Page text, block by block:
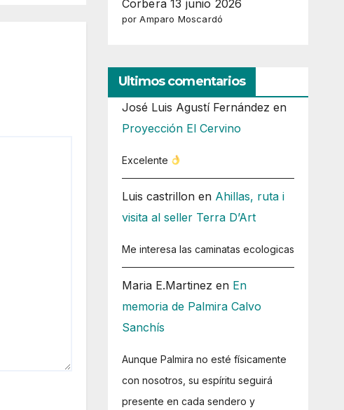
Corbera 13 junio 2026
por Amparo Moscardó
Ultimos comentarios
José Luis Agustí Fernández en
Proyección El Cervino
Excelente
Luis castrillonen Ahillas, ruta i
visita al seller Terra D’Art
Me interesa las caminatas ecologicas
Maria E.Martinez en En
memoria de Palmira Calvo
Sanchís
Aunque Palmira no esté físicamente
con nosotros, su espíritu seguirá
presente en cada sendero y